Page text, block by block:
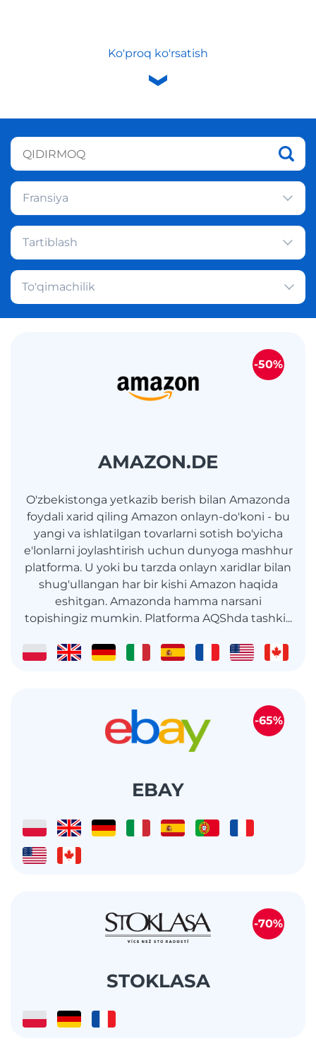
Ko'proq ko'rsatish
Fransiya
Tartiblash
To'qimachilik
AMAZON.DE
O'zbekistonga yetkazib berish bilan Amazonda
foydali xarid qiling Amazon onlayn-do'koni - bu
yangi va ishlatilgan tovarlarni sotish bo'yicha
e'lonlarni joylashtirish uchun dunyoga mashhur
platforma. U yoki bu tarzda onlayn xaridlar bilan
shug'ullangan har bir kishi Amazon haqida
eshitgan. Amazonda hamma narsani
topishingiz mumkin. Platforma AQShda tashki...
-50%
EBAY
-65%
STOKLASA
-70%